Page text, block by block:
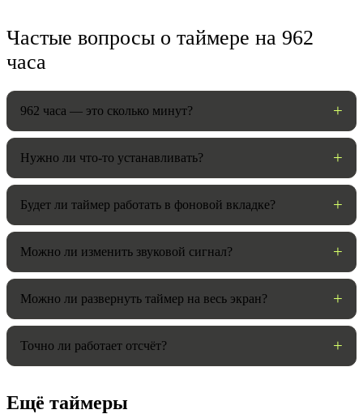
Громкость:
Частые вопросы о таймере на 962
часа
962 часа — это сколько минут?
Нужно ли что-то устанавливать?
Будет ли таймер работать в фоновой вкладке?
Можно ли изменить звуковой сигнал?
Можно ли развернуть таймер на весь экран?
Точно ли работает отсчёт?
Ещё таймеры